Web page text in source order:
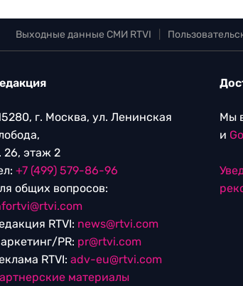
Выходные данные СМИ RTVI
г. Москва, ул. Ленинская
26, этаж 2
+7 (499) 579-86-96
общих вопросов:
RTVI: news@rtvi.com
PR: pr@rtvi.com
RTVI: adv-eu@rtvi.com
материалы
Мы
и